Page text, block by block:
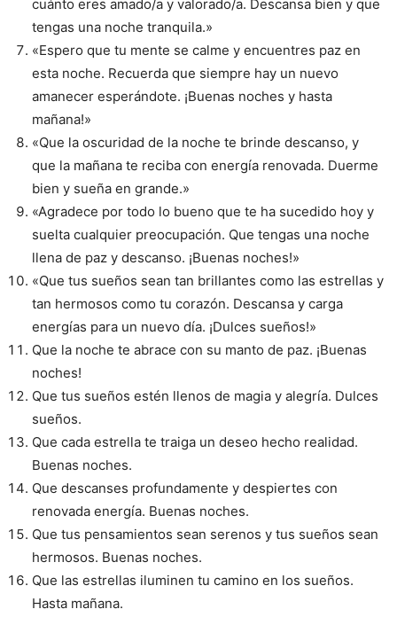
cuánto eres amado/a y valorado/a. Descansa bien y que
tengas una noche tranquila.»
«Espero que tu mente se calme y encuentres paz en
esta noche. Recuerda que siempre hay un nuevo
amanecer esperándote. ¡Buenas noches y hasta
mañana!»
«Que la oscuridad de la noche te brinde descanso, y
que la mañana te reciba con energía renovada. Duerme
bien y sueña en grande.»
«Agradece por todo lo bueno que te ha sucedido hoy y
suelta cualquier preocupación. Que tengas una noche
llena de paz y descanso. ¡Buenas noches!»
«Que tus sueños sean tan brillantes como las estrellas y
tan hermosos como tu corazón. Descansa y carga
energías para un nuevo día. ¡Dulces sueños!»
Que la noche te abrace con su manto de paz. ¡Buenas
noches!
Que tus sueños estén llenos de magia y alegría. Dulces
sueños.
Que cada estrella te traiga un deseo hecho realidad.
Buenas noches.
Que descanses profundamente y despiertes con
renovada energía. Buenas noches.
Que tus pensamientos sean serenos y tus sueños sean
hermosos. Buenas noches.
Que las estrellas iluminen tu camino en los sueños.
Hasta mañana.